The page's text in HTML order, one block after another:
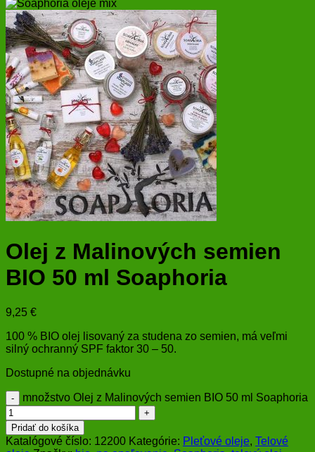
Olej z Malinových semien
BIO 50 ml Soaphoria
9,25 €
100 % BIO olej lisovaný za studena zo semien, má veľmi
silný ochranný SPF faktor 30 – 50.
Dostupné na objednávku
množstvo Olej z Malinových semien BIO 50 ml Soaphoria
Pridať do košíka
Katalógové číslo: 12200 Kategórie: Pleťové oleje, Telové